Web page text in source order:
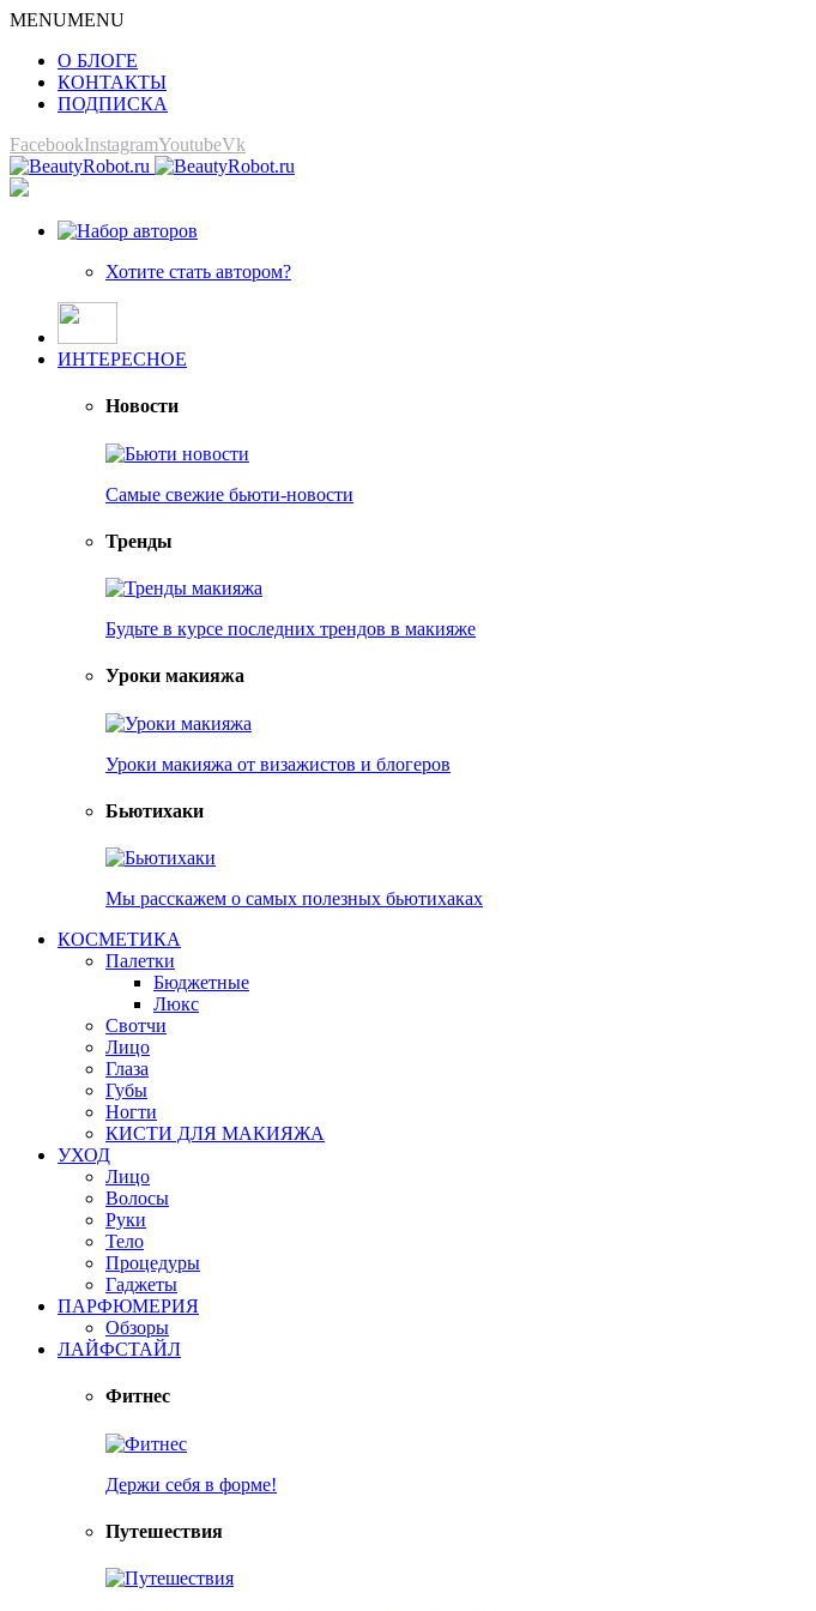
MENUMENU
О БЛОГЕ
КОНТАКТЫ
ПОДПИСКА
FacebookInstagramYoutubeVk
Хотите стать автором?
ИНТЕРЕСНОЕ
Новости
Самые свежие бьюти-новости
Тренды
Будьте в курсе последних трендов в макияже
Уроки макияжа
Уроки макияжа от визажистов и блогеров
Бьютихаки
Мы расскажем о самых полезных бьютихаках
КОСМЕТИКА
Палетки
Бюджетные
Люкс
Свотчи
Лицо
Глаза
Губы
Ногти
КИСТИ ДЛЯ МАКИЯЖА
УХОД
Лицо
Волосы
Руки
Тело
Процедуры
Гаджеты
ПАРФЮМЕРИЯ
Обзоры
ЛАЙФСТАЙЛ
Фитнес
Держи себя в форме!
Путешествия